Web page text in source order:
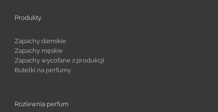
Produkty
Zapachy damskie
Zapachy męskie
Zapachy wycofane z produkcji
Butelki na perfumy
Rozlewnia perfum